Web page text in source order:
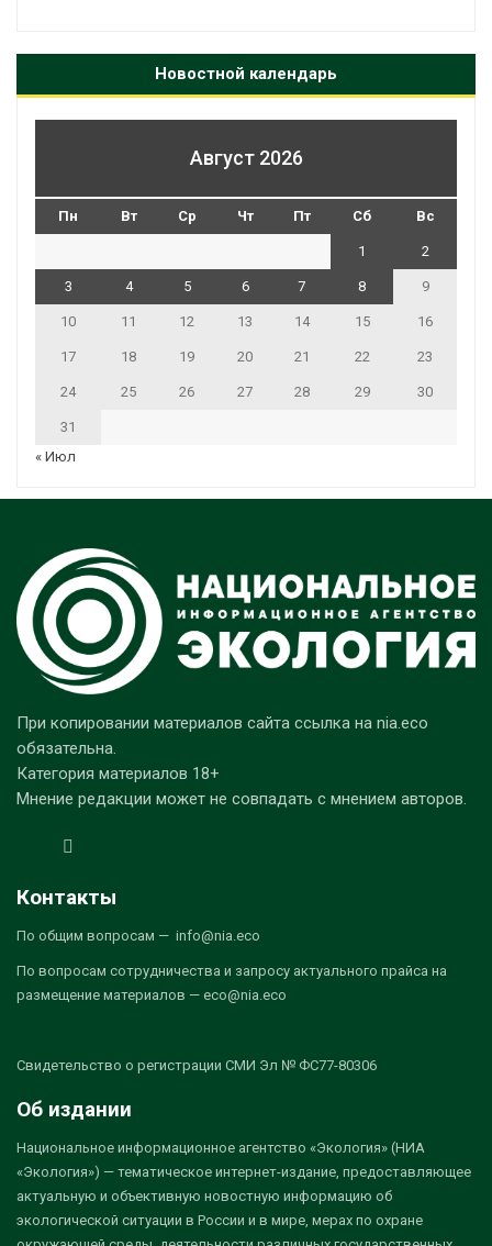
Новостной календарь
Август 2026
Пн Вт Ср Чт Пт Сб Вс
1 2
3 4 5 6 7 8 9
10 11 12 13 14 15 16
17 18 19 20 21 22 23
24 25 26 27 28 29 30
31
« Июл
При копировании материалов сайта ссылка на nia.eco
обязательна.
Категория материалов 18+
Мнение редакции может не совпадать с мнением авторов.
Контакты
По общим вопросам — info@nia.eco
По вопросам сотрудничества и запросу актуального прайса на
размещение материалов — eco@nia.eco
Свидетельство о регистрации СМИ Эл № ФС77-80306
Об издании
Национальное информационное агентство «Экология» (НИА
«Экология») — тематическое интернет-издание, предоставляющее
актуальную и объективную новостную информацию об
экологической ситуации в России и в мире, мерах по охране